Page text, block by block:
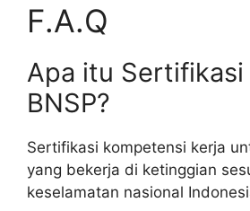
F.A.Q
Apa itu Sertifikasi
BNSP?
Sertifikasi kompetensi kerja
yang bekerja di ketinggian
keselamatan nasional